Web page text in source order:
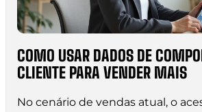
COMO USAR DADOS DE
CLIENTE PARA VENDER MAIS
No cenário de vendas atual, o